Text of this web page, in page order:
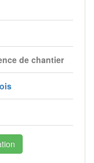
de chantier